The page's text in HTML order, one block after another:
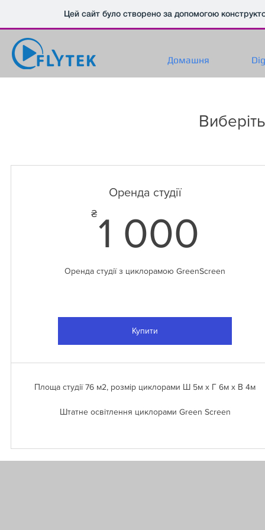
Цей сайт було створено за допомогою
Домашня
Оренда студії
₴1 000
Оренда студії з циклорамою GreenScreen
Купити
Площа студії 76 м2, розмір циклорами Ш 5м х Г 6м х В 4м
Штатне освітлення циклорами Green Screen